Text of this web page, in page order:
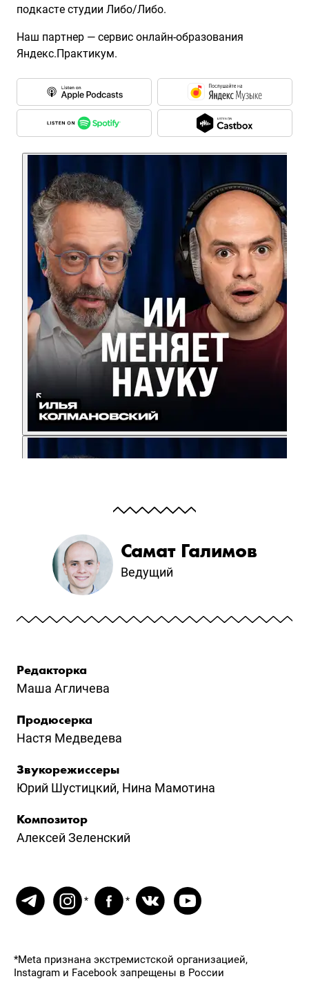
подкасте студии Либо/Либо.
Наш партнер — сервис онлайн-образования
Яндекс.Практикум.
Самат Галимов
Ведущий
Редакторка
Маша Агличева
Продюсерка
Настя Медведева
Звукорежиссеры
Юрий Шустицкий, Нина Мамотина
Композитор
Алексей Зеленский
*Meta признана экстремистской организацией,
Instagram и Facebook запрещены в России